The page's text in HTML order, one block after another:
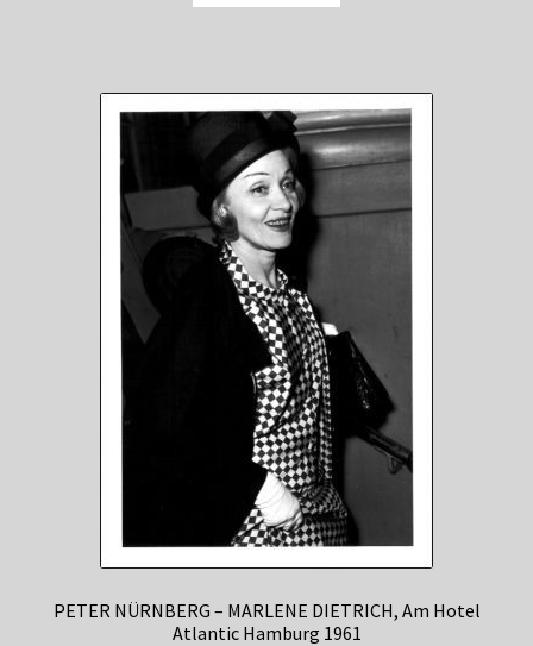
PETER NÜRNBERG – MARLENE DIETRICH, Am Hotel
Atlantic Hamburg 1961